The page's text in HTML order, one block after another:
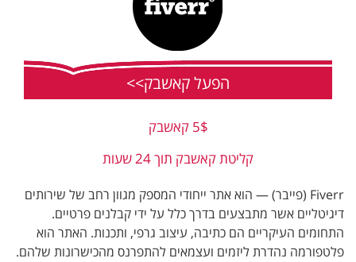
הפעל קאשבק>>
5$ קאשבק
קליטת קאשבק תוך 24 שעות
Fiverr (פייבר) — הוא אתר ייחודי המספק מגוון רחב של שירותים
דיגיטליים אשר מתבצעים בדרך כלל על ידי קבלנים פרטיים.
התחומים העיקריים הם כתיבה, עיצוב גרפי, ותכנות. האתר הוא
פלטפורמה נהדרת ליזמים ועצמאים להתפרנס מהכישרונות שלהם.